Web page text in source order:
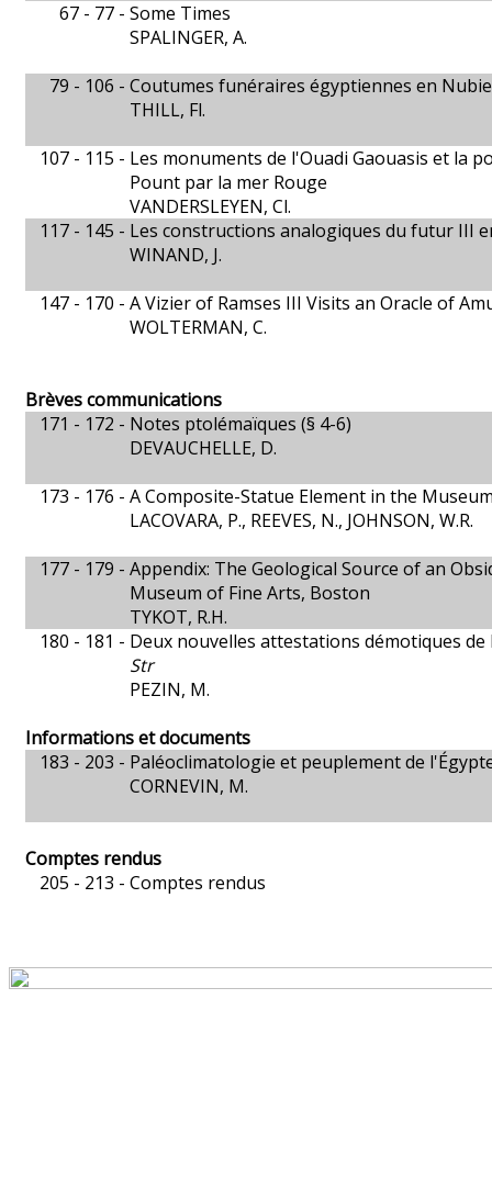
67 - 77 - Some Times
SPALINGER, A.
79 - 106 - Coutumes funéraires égyptiennes en
THILL, Fl.
107 - 115 - Les monuments de l'Ouadi Gaouasis et la
Pount par la mer Rouge
VANDERSLEYEN, Cl.
117 - 145 - Les constructions analogiques du futur III
WINAND, J.
147 - 170 - A Vizier of Ramses III Visits an Oracle of
WOLTERMAN, C.
Brèves communications
171 - 172 - Notes ptolémaïques (§ 4-6)
DEVAUCHELLE, D.
173 - 176 - A Composite-Statue Element in the
LACOVARA, P., REEVES, N., JOHNSON, W.R.
177 - 179 - Appendix: The Geological Source of an
Museum of Fine Arts, Boston
TYKOT, R.H.
180 - 181 - Deux nouvelles attestations démotiques
Str
PEZIN, M.
Informations et documents
183 - 203 - Paléoclimatologie et peuplement de
CORNEVIN, M.
Comptes rendus
205 - 213 - Comptes rendus